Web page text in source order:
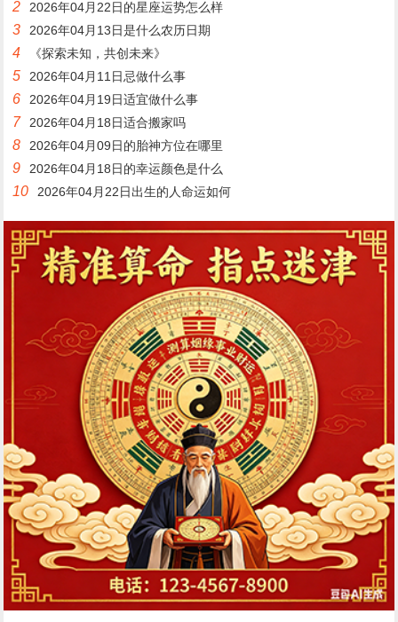
2 2026年04月22日的星座运势怎么样
3 2026年04月13日是什么农历日期
4 《探索未知，共创未来》
5 2026年04月11日忌做什么事
6 2026年04月19日适宜做什么事
7 2026年04月18日适合搬家吗
8 2026年04月09日的胎神方位在哪里
9 2026年04月18日的幸运颜色是什么
10 2026年04月22日出生的人命运如何